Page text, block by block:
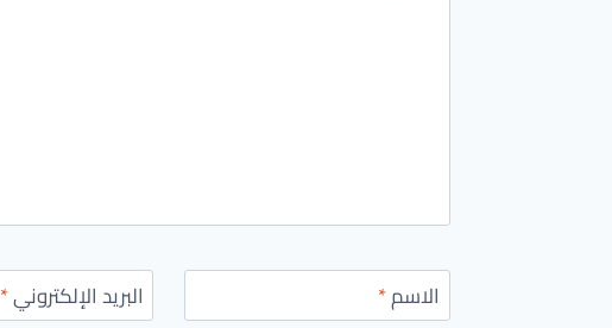
الاسم* البريد الإلكتروني*